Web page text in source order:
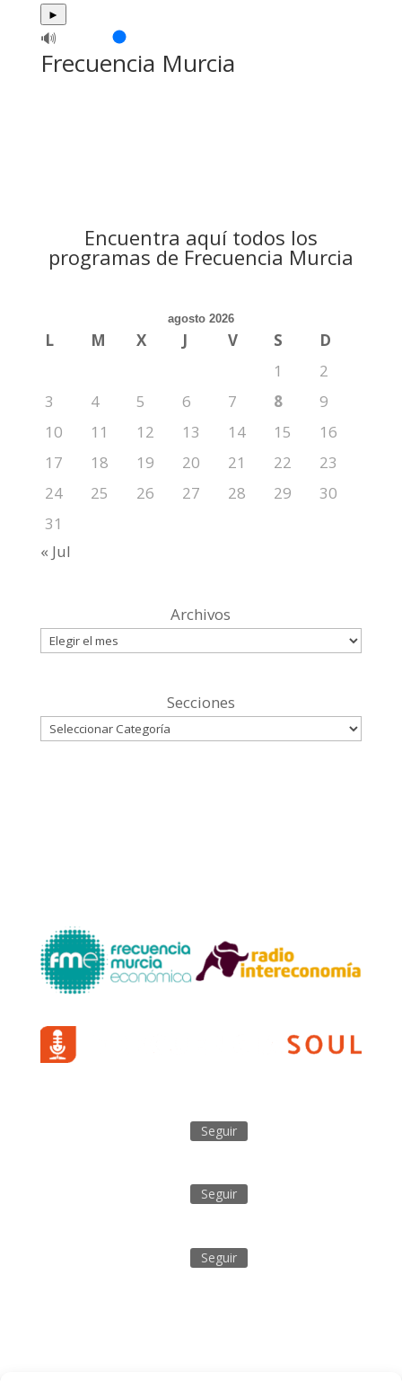
►
🔊
Frecuencia Murcia
Encuentra aquí todos los
programas de Frecuencia Murcia
agosto 2026
L M X J V S
D
1
2
3
4 5 6 7 8
9
10
11 12 13 14 15
16
17
18 19 20 21 22
23
24
25 26 27 28 29
30
31
« Jul
Archivos
Secciones
Seguir
Seguir
Seguir